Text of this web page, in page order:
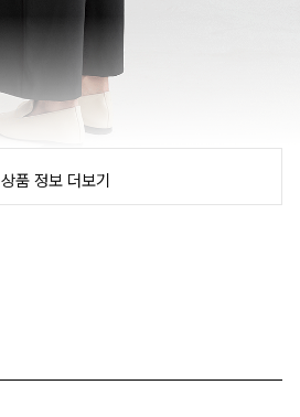
상품 정보 더보기